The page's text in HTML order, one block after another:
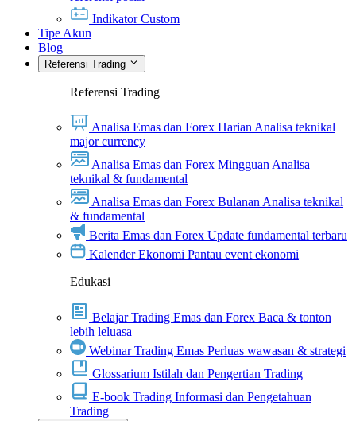
Indikator Custom
Tipe Akun
Blog
Referensi Trading
Referensi Trading
Analisa Emas dan Forex Harian Analisa teknikal
major currency
Analisa Emas dan Forex Mingguan Analisa
teknikal & fundamental
Analisa Emas dan Forex Bulanan Analisa teknikal
& fundamental
Berita Emas dan Forex Update fundamental terbaru
Kalender Ekonomi Pantau event ekonomi
Edukasi
Belajar Trading Emas dan Forex Baca & tonton
lebih leluasa
Webinar Trading Emas Perluas wawasan & strategi
Glossarium Istilah dan Pengertian Trading
E-book Trading Informasi dan Pengetahuan
Trading